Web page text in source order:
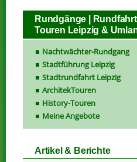
Rundgänge |
Touren Leipzig &
Nachtwächter-Rundgang
Stadtführung Leipzig
Stadtrundfahrt Leipzig
ArchitekTouren
History-Touren
Meine Angebote
Artikel & Berichte